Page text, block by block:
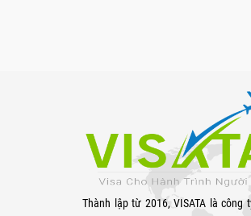
Thành lập từ 2016, VISATA là